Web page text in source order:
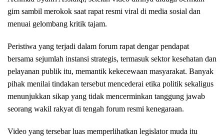
gim sambil merokok saat rapat resmi viral di media sosial dan
menuai gelombang kritik tajam.
Peristiwa yang terjadi dalam forum rapat dengar pendapat
bersama sejumlah instansi strategis, termasuk sektor kesehatan dan
pelayanan publik itu, memantik kekecewaan masyarakat. Banyak
pihak menilai tindakan tersebut mencederai etika politik sekaligus
menunjukkan sikap yang tidak mencerminkan tanggung jawab
seorang wakil rakyat di tengah forum resmi kenegaraan.
Video yang tersebar luas memperlihatkan legislator muda itu